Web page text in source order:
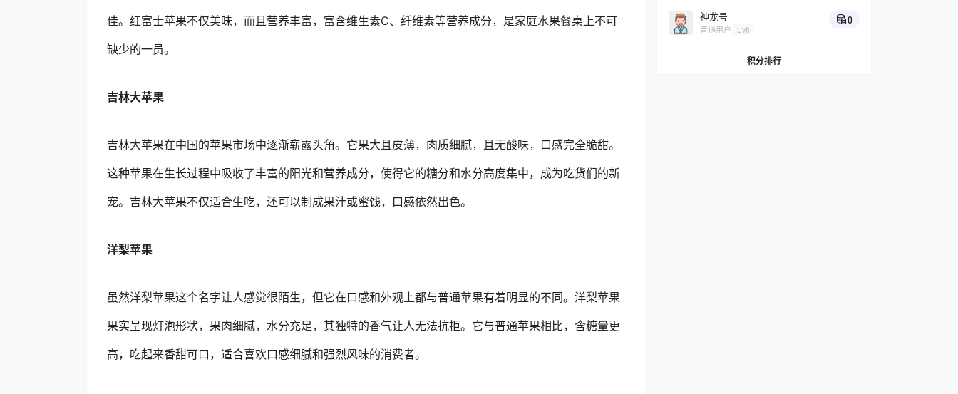
佳。红富士苹果不仅美味，而且营养丰富，富含维生素C、纤维素等营养成分，是家庭水果餐桌上不可
缺少的一员。
吉林大苹果
吉林大苹果在中国的苹果市场中逐渐崭露头角。它果大且皮薄，肉质细腻，且无酸味，口感完全脆甜。
这种苹果在生长过程中吸收了丰富的阳光和营养成分，使得它的糖分和水分高度集中，成为吃货们的新
宠。吉林大苹果不仅适合生吃，还可以制成果汁或蜜饯，口感依然出色。
洋梨苹果
虽然洋梨苹果这个名字让人感觉很陌生，但它在口感和外观上都与普通苹果有着明显的不同。洋梨苹果
果实呈现灯泡形状，果肉细腻，水分充足，其独特的香气让人无法抗拒。它与普通苹果相比，含糖量更
高，吃起来香甜可口，适合喜欢口感细腻和强烈风味的消费者。
神龙号
普通用户 Lv0
0
积分排行